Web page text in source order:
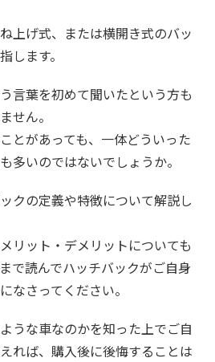
上げ式、または横開き式のバッ
します。
言葉を初めて聞いたという方も
せん。
とがあっても、一体どういった
多いのではないでしょうか。
クの定義や特徴について解説し
リット・デメリットについても
で読んでハッチバックがご自身
なさってください。
うな車なのかを知った上でご自
れば、購入後に後悔することは